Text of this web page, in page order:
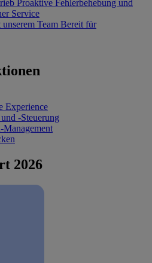
Proaktive Fehlerbehebung und
Service
Team Bereit für
Experience
-Steuerung
Management
2026